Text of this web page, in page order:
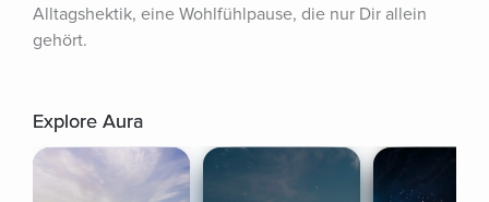
Alltagshektik, eine Wohlfühlpause, die nur Dir allein
gehört.
Explore Aura